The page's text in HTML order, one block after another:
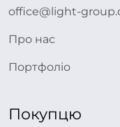
office@light-
Про нас
Портфоліо
Покупцю